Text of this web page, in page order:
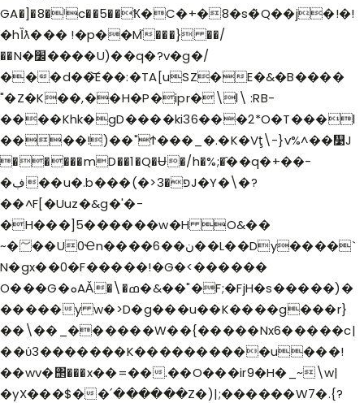
GA�]�8�ˡc��5��Ҟ�C�+�8�s�҅Q��j�!�!
�hȈƛ��� !�p��M֮���} ��/
��N�׼����U)��q�?v�g�/
���d��͝E��:�TA[uSZ�E�&�B����
"�Z�K��,��H�P�ipr�\l\ :RB-
����Khk�gD����ki36���2*O�T���l
����!)��"Ϯ���_�.�K�Vţ\-}v%^��᯹J
�����mD��1�Q�Ʉ�/h�%;�҄��q�+��-
�ڣ��u�.b���(�>פ�3J�Y�\�?
��^F[�Uuz�&g�'�-
�H���]5������w�H O&��
~�؅��U0Ҽn����6��ن��L��Dy����`
N�gx��0�F�����!�G�<������
O���G�ܘAǍ�\�ߘ�&��"�F;�FjH�s�����)�
����� y w�>D�g���u��K����g���r}
��\��_������W��{�����Nx6�����c|
��ύ3�������K����������u���!
��wv�΢���x��=��.��O���ir9�H�_~\w|
�yX���$��՛������Z�)|;������W7�.{?